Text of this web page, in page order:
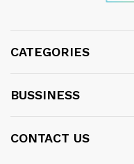
CATEGORIES
BUSSINESS
CONTACT US